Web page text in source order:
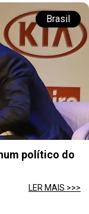
Brasil
político do
LER MAIS >>>